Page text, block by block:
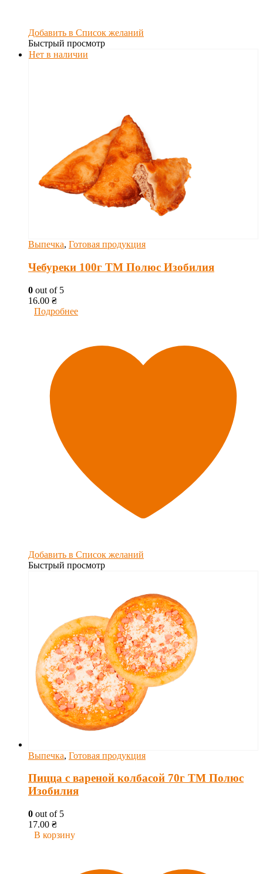
Добавить в Список желаний
Быстрый просмотр
Нет в наличии
Выпечка, Готовая продукция
Чебуреки 100г ТМ Полюс Изобилия
0 out of 5
16.00 ₴
Подробнее
Добавить в Список желаний
Быстрый просмотр
Выпечка, Готовая продукция
Пицца с вареной колбасой 70г ТМ Полюс
Изобилия
0 out of 5
17.00 ₴
В корзину